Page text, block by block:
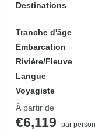
Destinations
Tranche d'âge
Embarcation
Rivière/Fleuve
Langue
Voyagiste
À partir de
€6,119
par